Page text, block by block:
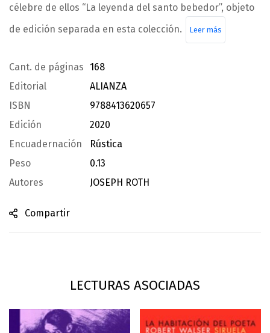
célebre de ellos “La leyenda del santo bebedor”, objeto
de edición separada en esta colección.
Leer más
Cant. de páginas
168
Editorial
ALIANZA
ISBN
9788413620657
Edición
2020
Encuadernación
Rústica
Peso
0.13
Autores
JOSEPH ROTH
Compartir
LECTURAS ASOCIADAS